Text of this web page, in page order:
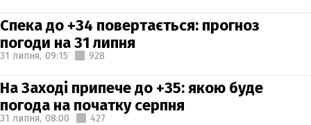
Спека до +34 повертається: прогноз
погоди на 31 липня
31 липня, 09:15 928
На Заході припече до +35: якою буде
погода на початку серпня
31 липня, 08:00 427